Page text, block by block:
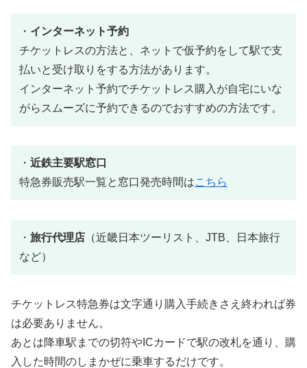
・ インターネット予約
チケットレスの方法と、ネットで仮予約をして駅で支
払いと受け取りをする方法があります。
インターネット予約でチケットレス購入が自宅にいな
がらスムーズに予約できるのでおすすめの方法です。
・ 近鉄主要駅窓口
特急券販売駅一覧と窓口発売時間はこちら
・ 旅行代理店 （近畿日本ツーリスト、JTB、日本旅行
など）
チケットレス特急券は文字通り購入手続きさえ終われば券
は必要ありません。
あとは降車駅までの切符やICカードで駅の改札を通り、購
入した時間のしまかぜに乗車するだけです。